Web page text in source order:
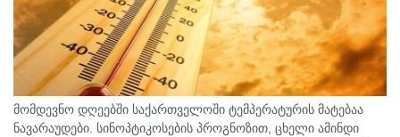
მომდევნო დღეებში საქართველოში ტემპერატურის მატებაა
ნავარაუდები. სინოპტიკოსების პროგნოზით, ცხელი ამინდი